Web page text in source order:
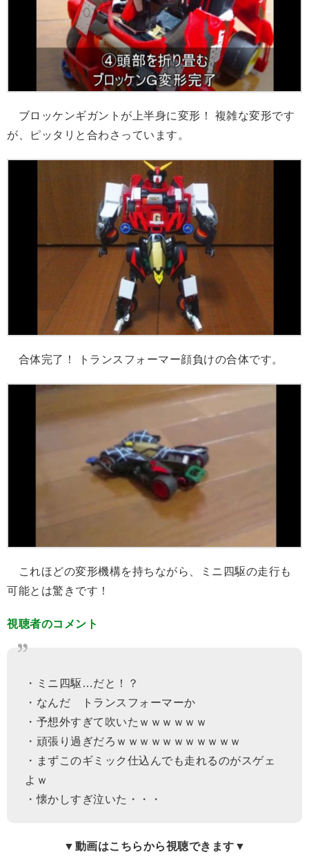
ブロッケンギガントが上半身に変形！ 複雑な変形です
が、ピッタリと合わさっています。
合体完了！ トランスフォーマー顔負けの合体です。
これほどの変形機構を持ちながら、ミニ四駆の走行も
可能とは驚きです！
視聴者のコメント
・ミニ四駆…だと！？
・なんだ トランスフォーマーか
・予想外すぎて吹いたｗｗｗｗｗｗ
・頑張り過ぎだろｗｗｗｗｗｗｗｗｗｗｗ
・まずこのギミック仕込んでも走れるのがスゲェ
よｗ
・懐かしすぎ泣いた・・・
▼動画はこちらから視聴できます▼